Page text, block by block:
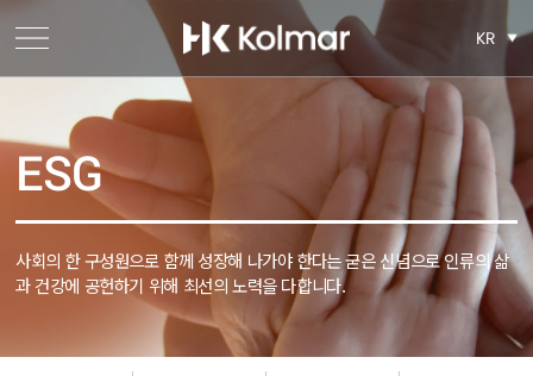
KR
ESG
사회의 한 구성원으로 함께 성장해 나가야 한다는 굳은 신념으로인류의 삶
과 건강에 공헌하기 위해 최선의 노력을 다합니다.